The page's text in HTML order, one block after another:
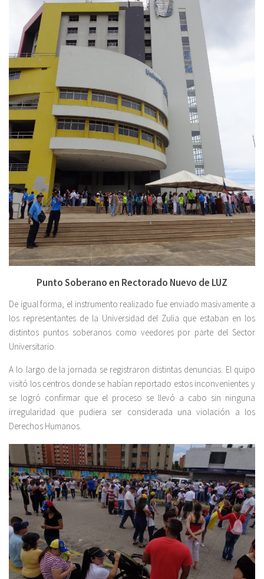
Punto Soberano en Rectorado Nuevo de LUZ
De igual forma, el instrumento realizado fue enviado masivamente a
los representantes de la Universidad del Zulia que estaban en los
distintos puntos soberanos como veedores por parte del Sector
Universitario.
A lo largo de la jornada se registraron distintas denuncias. El quipo
visitó los centros donde se habían reportado estos inconvenientes y
se logró confirmar que el proceso se llevó a cabo sin ninguna
irregularidad que pudiera ser considerada una violación a los
Derechos Humanos.